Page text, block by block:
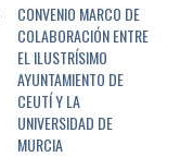
CONVENIO MARCO DE
COLABORACIÓN ENTRE
EL ILUSTRÍSIMO
AYUNTAMIENTO DE
CEUTÍ Y LA
UNIVERSIDAD DE
MURCIA